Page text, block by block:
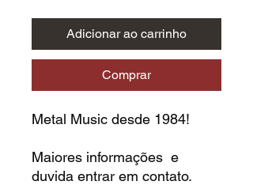
Adicionar ao carrinho
Comprar
Metal Music desde 1984!
Maiores informações e
duvida entrar em contato.